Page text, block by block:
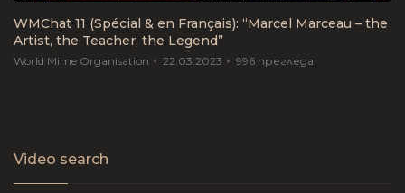
WMChat 11 (Spécial & en Français): “Marcel Marceau – the
Artist, the Teacher, the Legend”
World Mime Organisation 22.03.2023 996 прегледа
Video search